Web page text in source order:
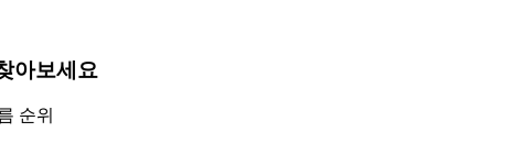
아보세요
순위